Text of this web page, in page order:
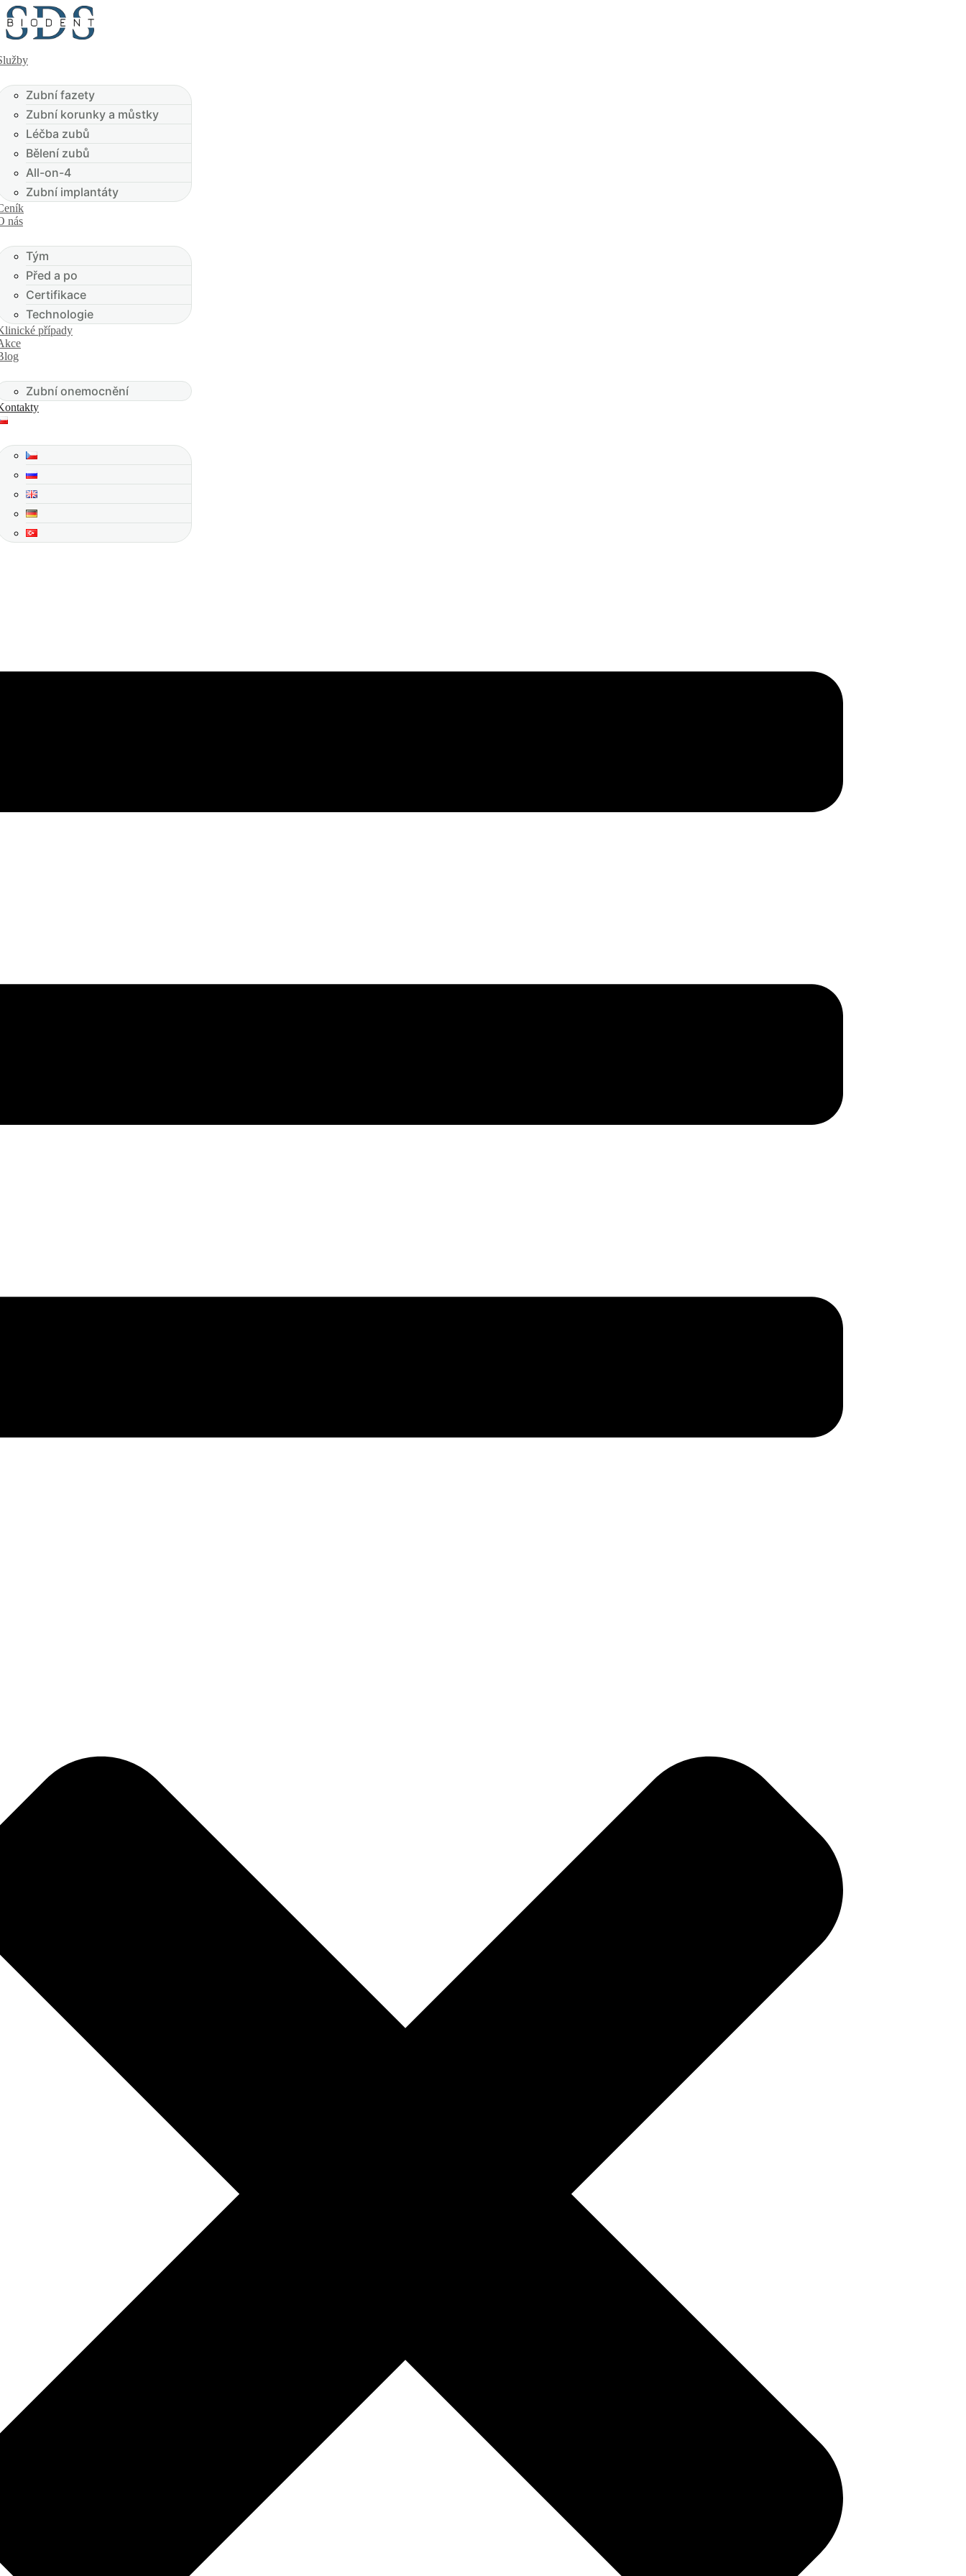
Zubní fazety
Zubní korunky a můstky
Léčba zubů
Bělení zubů
All-on-4
Zubní implantáty
nás
Tým
Před a po
Certifikace
Technologie
případy
Zubní onemocnění